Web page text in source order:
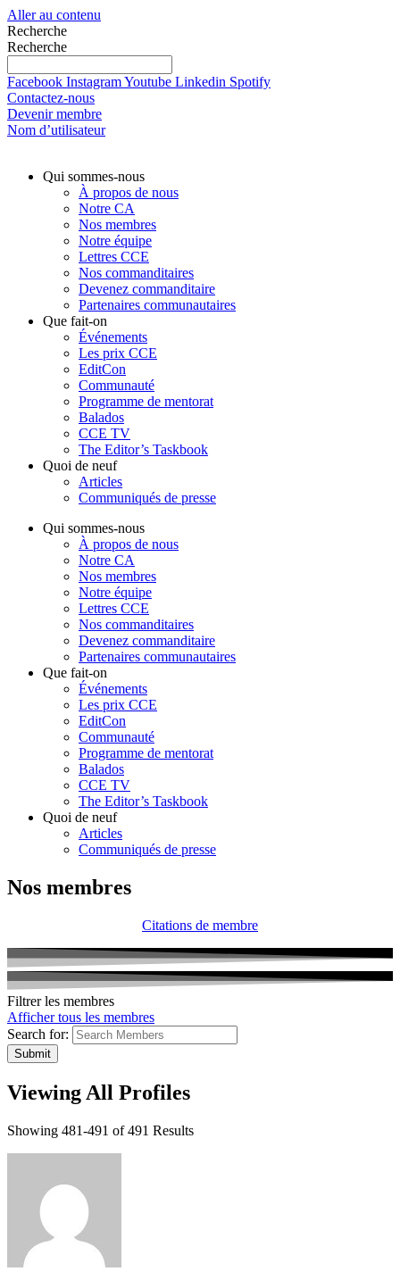
Aller au contenu
Recherche
Recherche
Facebook InstagramYoutube Linkedin Spotify
Contactez-nous
Devenir membre
Nom d’utilisateur
Qui sommes-nous
À propos de nous
Notre CA
Nos membres
Notre équipe
Lettres CCE
Nos commanditaires
Devenez commanditaire
Partenaires communautaires
Que fait-on
Événements
Les prix CCE
EditCon
Communauté
Programme de mentorat
Balados
CCE TV
The Editor’s Taskbook
Quoi de neuf
Articles
Communiqués de presse
Qui sommes-nous
À propos de nous
Notre CA
Nos membres
Notre équipe
Lettres CCE
Nos commanditaires
Devenez commanditaire
Partenaires communautaires
Que fait-on
Événements
Les prix CCE
EditCon
Communauté
Programme de mentorat
Balados
CCE TV
The Editor’s Taskbook
Quoi de neuf
Articles
Communiqués de presse
Nos membres
Citations de membre
Filtrer les membres
Afficher tous les membres
Search for:
Viewing All Profiles
Showing 481-491 of 491 Results